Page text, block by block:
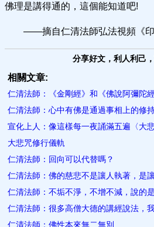
佛理是講得通的，這個能知道吧!
——摘自仁清法師弘法視頻《印
分享好文，利人利己
相關文章:
仁清法師：《金剛經》和《佛說阿彌陀
仁清法師：心中有佛是通過事相上的修
宣化上人：​像這樣每一夜誦滿五遍〈大
大悲咒修行儀軌
仁清法師：回向可以代替嗎？
仁清法師：佛的慈悲不是讓人執著，是
仁清法師：不垢不淨，不增不減，說的
仁清法師：很多高僧大德的講經說法，
仁清法師：佛性本來無二無別